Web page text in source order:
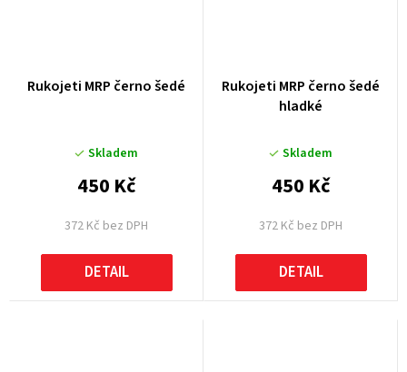
Rukojeti MRP černo šedé
Skladem
372 Kč bez DPH
450 Kč
DETAIL
Rukojeti MRP černo šedé
hladké
Skladem
372 Kč bez DPH
450 Kč
DETAIL